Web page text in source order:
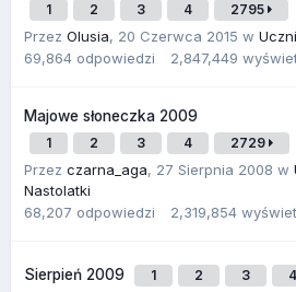
1 2 3 4 2795
Przez Olusia, 20 Czerwca 2015 w
69,864 odpowiedzi 2,847,449
Majowe słoneczka 2009
1 2 3 4 2729
Przez czarna_aga, 27 Sierpnia 2008 w
Nastolatki
68,207 odpowiedzi 2,319,854
Sierpień 2009 1 2 3 4